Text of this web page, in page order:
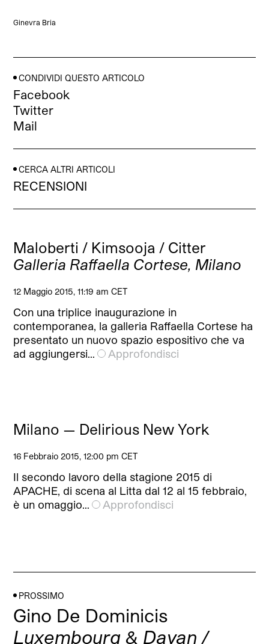
Ginevra Bria
CONDIVIDI QUESTO ARTICOLO
Facebook
Twitter
Mail
CERCA ALTRI ARTICOLI
RECENSIONI
Maloberti / Kimsooja / Citter
Galleria Raffaella Cortese, Milano
12 Maggio 2015, 11:19 am CET
Con una triplice inaugurazione in
contemporanea, la galleria Raffaella Cortese ha
presentato un nuovo spazio espositivo che va
ad aggiungersi…
Approfondisci
Milano — Delirious New York
16 Febbraio 2015, 12:00 pm CET
Il secondo lavoro della stagione 2015 di
APACHE, di scena al Litta dal 12 al 15 febbraio,
è un omaggio…
Approfondisci
PROSSIMO
Gino De Dominicis
Luxembourg & Dayan /